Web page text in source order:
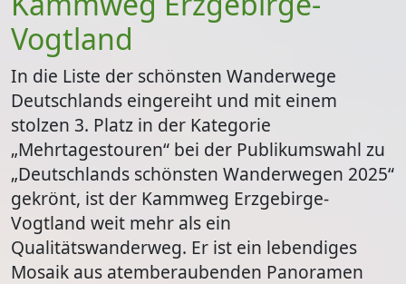
Vogtland
In die Liste der schönsten Wanderwege
Deutschlands eingereiht und mit einem
stolzen 3. Platz in der Kategorie
„Mehrtagestouren“ bei der Publikumswahl zu
„Deutschlands schönsten Wanderwegen 2025“
gekrönt, ist der Kammweg Erzgebirge-
Vogtland weit mehr als ein
Qualitätswanderweg. Er ist ein lebendiges
Mosaik aus atemberaubenden Panoramen